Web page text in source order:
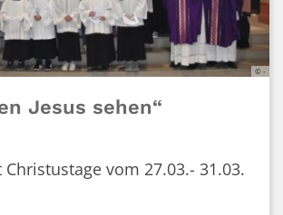
© -
Jesus sehen“
vom 27.03.- 31.03.